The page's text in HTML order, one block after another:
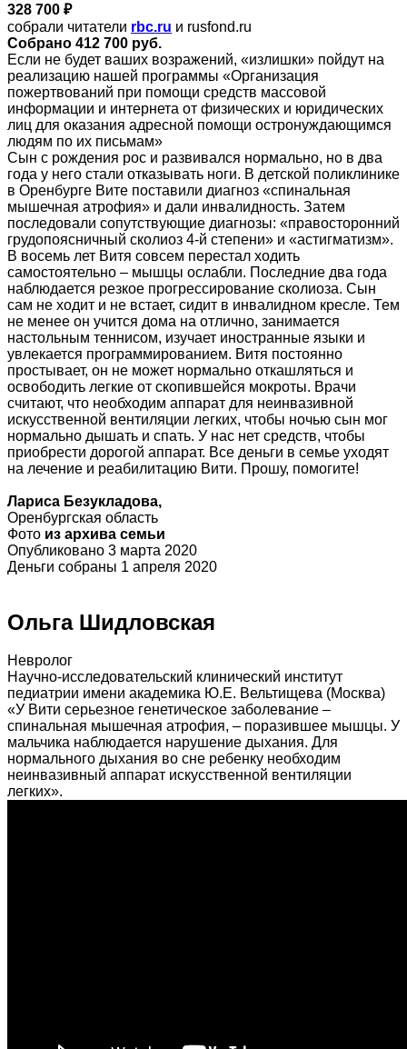
328 700 ₽
собрали читатели rbc.ru и rusfond.ru
Собрано 412 700 руб.
Если не будет ваших возражений, «излишки» пойдут на
реализацию нашей программы «Организация
пожертвований при помощи средств массовой
информации и интернета от физических и юридических
лиц для оказания адресной помощи остронуждающимся
людям по их письмам»
Сын с рождения рос и развивался нормально, но в два
года у него стали отказывать ноги. В детской поликлинике
в Оренбурге Вите поставили диагноз «спинальная
мышечная атрофия» и дали инвалидность. Затем
последовали сопутствующие диагнозы: «правосторонний
грудопоясничный сколиоз 4-й степени» и «астигматизм».
В восемь лет Витя совсем перестал ходить
самостоятельно – мышцы ослабли. Последние два года
наблюдается резкое прогрессирование сколиоза. Сын
сам не ходит и не встает, сидит в инвалидном кресле. Тем
не менее он учится дома на отлично, занимается
настольным теннисом, изучает иностранные языки и
увлекается программированием. Витя постоянно
простывает, он не может нормально откашляться и
освободить легкие от скопившейся мокроты. Врачи
считают, что необходим аппарат для неинвазивной
искусственной вентиляции легких, чтобы ночью сын мог
нормально дышать и спать. У нас нет средств, чтобы
приобрести дорогой аппарат. Все деньги в семье уходят
на лечение и реабилитацию Вити. Прошу, помогите!
Лариса Безукладова,
Оренбургская область
Фото из архива семьи
Опубликовано 3 марта 2020
Деньги собраны 1 апреля 2020
Ольга Шидловская
Невролог
Научно-исследовательский клинический институт
педиатрии имени академика Ю.Е. Вельтищева (Москва)
«У Вити серьезное генетическое заболевание –
спинальная мышечная атрофия, – поразившее мышцы. У
мальчика наблюдается нарушение дыхания. Для
нормального дыхания во сне ребенку необходим
неинвазивный аппарат искусственной вентиляции
легких».